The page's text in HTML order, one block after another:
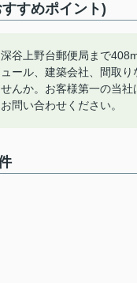
すめポイント)
谷上野台郵便局まで
ール、建築会社、間取
んか。お客様第一の当
問い合わせください。